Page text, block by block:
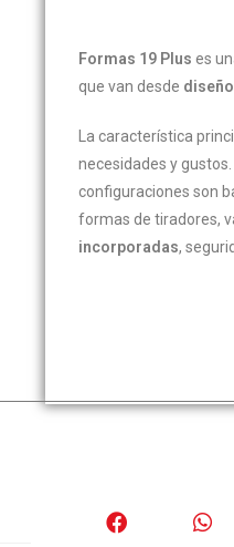
Formas 19 Plus es
que van desde
La característica
necesidades y
configuraciones son
formas de tiradores,
incorporadas,